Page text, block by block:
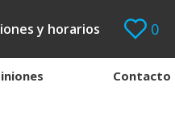
y horarios 0
Contacto